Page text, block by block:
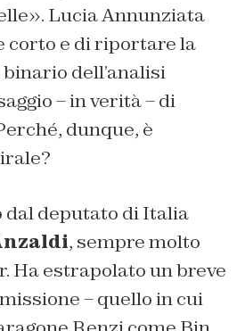
Lucia Annunziata
corto e di riportare la
dell’analisi
– in verità – di
dunque, è
deputato di Italia
, sempre molto
Ha estrapolato un breve
– quello in cui